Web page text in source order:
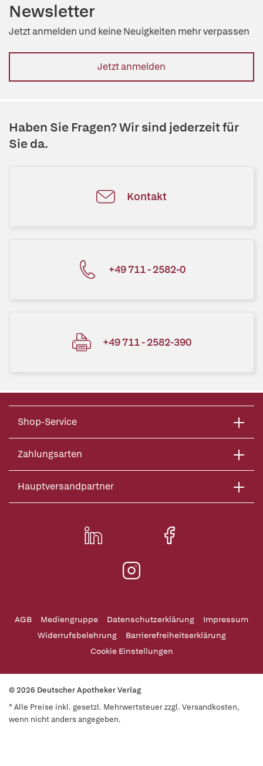
Newsletter
Jetzt anmelden und keine Neuigkeiten mehr verpassen
Jetzt anmelden
Haben Sie Fragen? Wir sind jederzeit für
Sie da.
Kontakt
+49 711 - 2582-0
+49 711 - 2582-390
Shop-Service
Zahlungsarten
Hauptversandpartner
AGB Mediengruppe Datenschutzerklärung
Impressum
Widerrufsbelehrung
Barrierefreiheitserklärung
Cookie Einstellungen
© 2026 Deutscher Apotheker Verlag
* Alle Preise inkl. gesetzl. Mehrwertsteuer zzgl. Versandkosten,
wenn nicht anders angegeben.